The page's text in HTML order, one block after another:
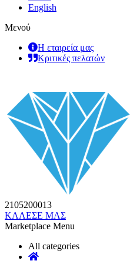
English
Μενού
Η εταιρεία μας
Κριτικές πελατών
2105200013
ΚΑΛΕΣΕ ΜΑΣ
Marketplace Menu
All categories